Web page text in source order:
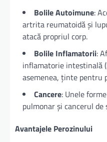
Bolile Autoimune:
artrita reumatoidă și
atacă propriul corp.
Bolile Inflamatorii:
inflamatorie intestinală
asemenea, ținte pentru
Cancere: Unele
pulmonar și cancerul
Avantajele Perozinului